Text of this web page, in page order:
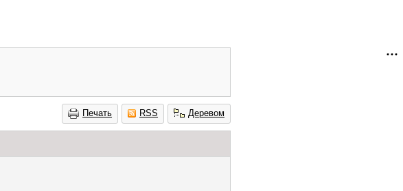
Печать RSS Деревом